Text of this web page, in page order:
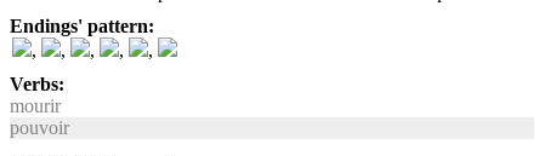
Endings' pattern:
,
, , ,
,
Verbs:
mourir
pouvoir